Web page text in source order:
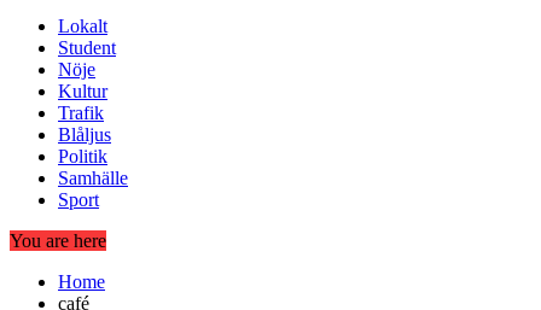
Lokalt
Student
Nöje
Kultur
Trafik
Blåljus
Politik
Samhälle
Sport
You are here
Home
café